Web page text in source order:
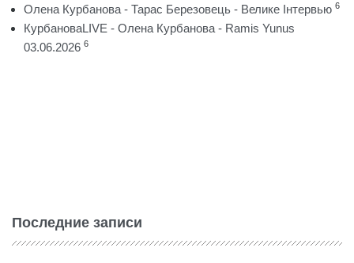
Олена Курбанова - Тарас Березовець - Велике Інтервью 6
КурбановаLIVE - Олена Курбанова - Ramis Yunus
03.06.2026 6
Последние записи